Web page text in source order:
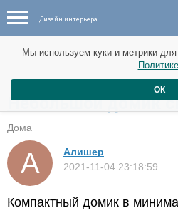
Дизайн интерьера
Небольшой домик
Дома
Алишер
2021-11-04 23:18:59
Компактный домик в
Мы используем куки и метрики
Политике
ОК